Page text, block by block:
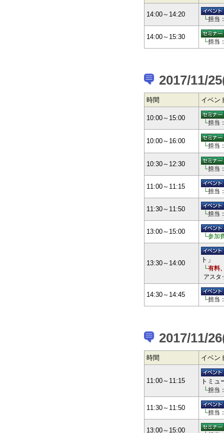
14:00～14:20
└担当
14:00～15:30
└担当
2017/11/
時間 イベン
10:00～15:00
└担当
10:00～16:00
└担当
10:30～12:30
└担当
11:00～11:15
└担当
11:30～11:50
└担当
13:00～15:00
└参加
13:30～14:00 ト」
└有料
アスタ
14:30～14:45
└担当
2017/11/
時間 イベン
11:00～11:15 トミュ
└担当
11:30～11:50
└担当
13:00～15:00